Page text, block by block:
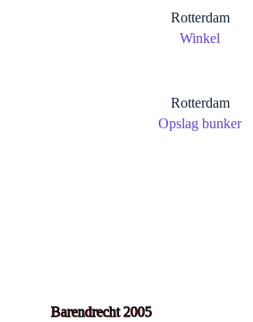
Rotterdam
Winkel
Rotterdam
Opslag bunker
Barendrecht 2005